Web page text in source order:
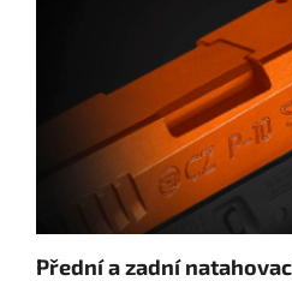
Přední a zadní